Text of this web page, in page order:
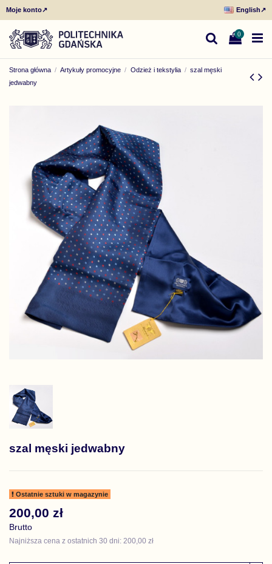
Moje konto↗ English↗
0
Strona główna Artykuły promocyjne Odzież i tekstylia
szal męski
jedwabny
szal męski jedwabny
Ostatnie sztuki w magazynie
200,00 zł
Brutto
Najniższa cena z ostatnich 30 dni: 200,00 zł